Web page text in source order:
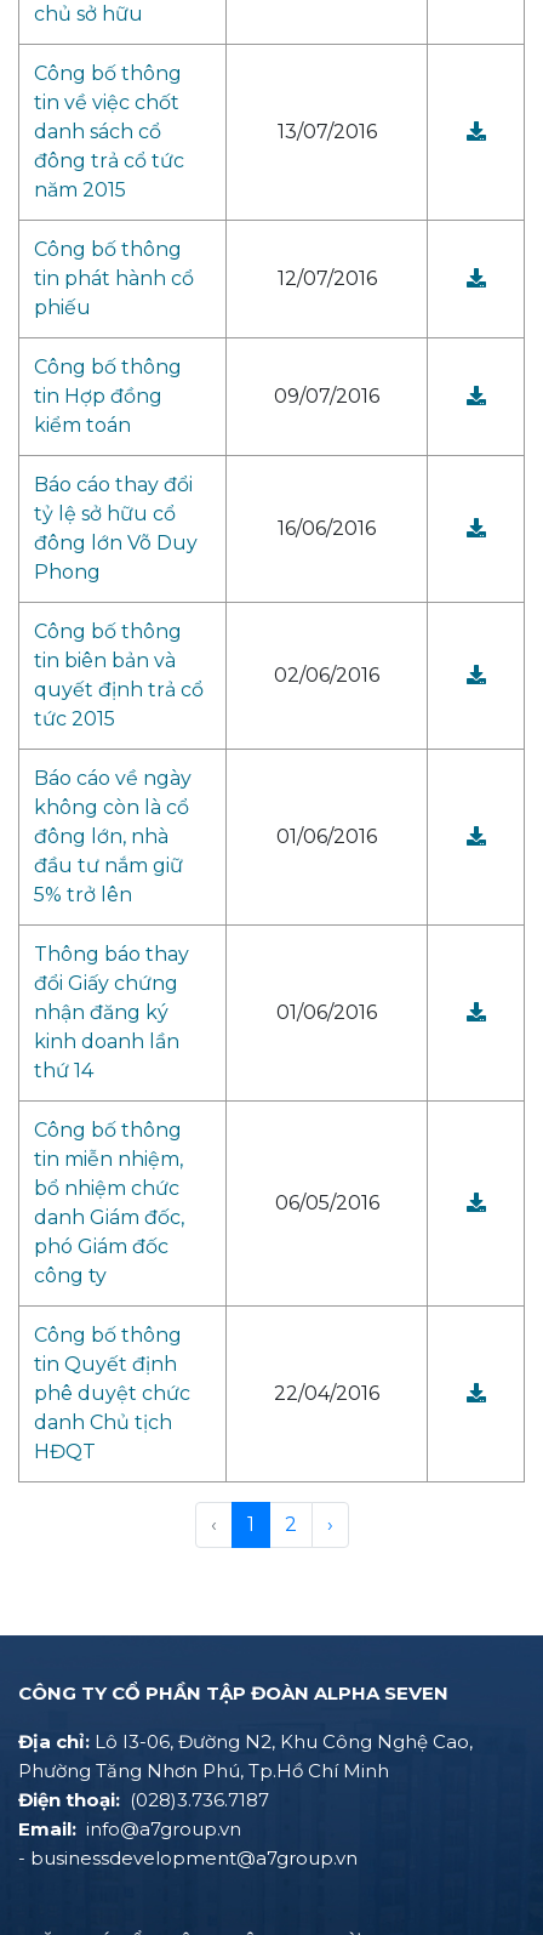
chủ sở hữu
Công bố thông
tin về việc chốt
danh sách cổ
đông trả cổ tức
năm 2015
13/07/2016
Công bố thông
tin phát hành cổ
phiếu
12/07/2016
Công bố thông
tin Hợp đồng
kiểm toán
09/07/2016
Báo cáo thay đổi
tỷ lệ sở hữu cổ
đông lớn Võ Duy
Phong
16/06/2016
Công bố thông
tin biên bản và
quyết định trả cổ
tức 2015
02/06/2016
Báo cáo về ngày
không còn là cổ
đông lớn, nhà
đầu tư nắm giữ
5% trở lên
01/06/2016
Thông báo thay
đổi Giấy chứng
nhận đăng ký
kinh doanh lần
thứ 14
01/06/2016
Công bố thông
tin miễn nhiệm,
bổ nhiệm chức
danh Giám đốc,
phó Giám đốc
công ty
06/05/2016
Công bố thông
tin Quyết định
phê duyệt chức
danh Chủ tịch
HĐQT
22/04/2016
‹ 1 2 ›
CÔNG TY CỔ PHẦN TẬP ĐOÀN ALPHA SEVEN
Địa chỉ: Lô I3-06, Đường N2, Khu Công Nghệ Cao,
Phường Tăng Nhơn Phú, Tp.Hồ Chí Minh
Điện thoại: (028)3.736.7187
Email: info@a7group.vn
- businessdevelopment@a7group.vn